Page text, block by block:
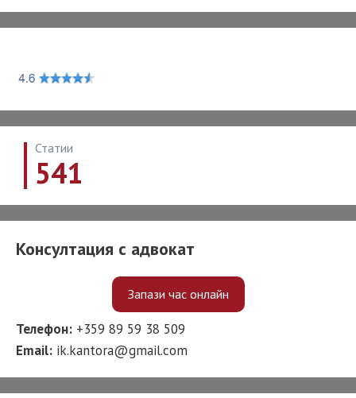
Статии
541
Консултация с адвокат
Запази час онлайн
Телефон: +359 89 59 38 509
Email: ik.kantora@gmail.com